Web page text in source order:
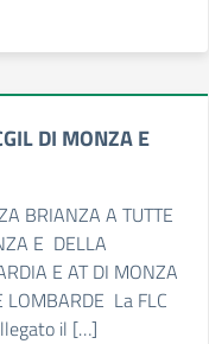
DI MONZA E
BRIANZA A TUTTE
E DELLA
E AT DI MONZA
LOMBARDE La FLC
il […]